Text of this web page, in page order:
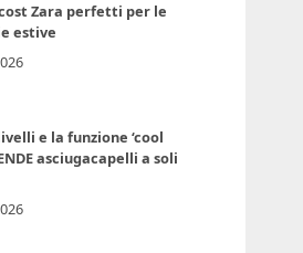
Zara perfetti per le
estive
e la funzione ‘cool
asciugacapelli a soli